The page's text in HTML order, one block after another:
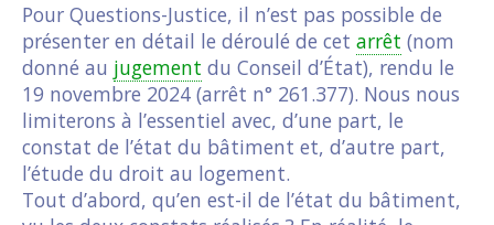
Pour Questions-Justice, il n’est pas possible de
présenter en détail le déroulé de cet arrêt (nom
donné au jugement du Conseil d’État), rendu le
19 novembre 2024 (arrêt n° 261.377). Nous nous
limiterons à l’essentiel avec, d’une part, le
constat de l’état du bâtiment et, d’autre part,
l’étude du droit au logement.
Tout d’abord, qu’en est-il de l’état du bâtiment,